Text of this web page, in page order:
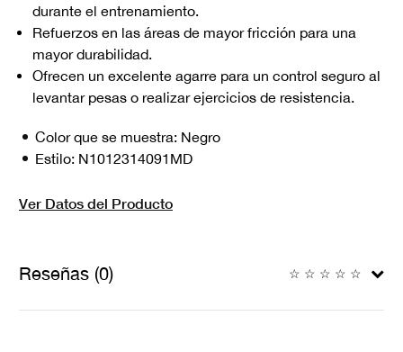
durante el entrenamiento.
Refuerzos en las áreas de mayor fricción para una
mayor durabilidad.
Ofrecen un excelente agarre para un control seguro al
levantar pesas o realizar ejercicios de resistencia.
Color que se muestra: Negro
Estilo: N1012314091MD
Ver Datos del Producto
Reseñas (0) ☆ ☆ ☆ ☆ ☆